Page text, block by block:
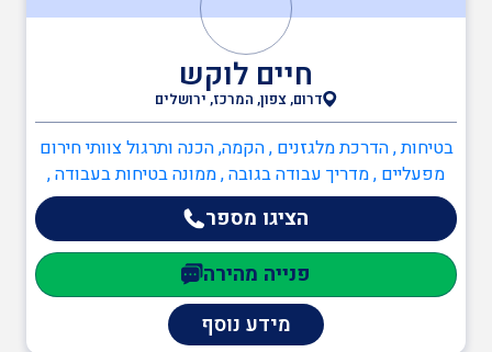
חיים לוקש
דרום, צפון, המרכז, ירושלים
בטיחות , הדרכת מלגזנים , הקמה, הכנה ותרגול צוותי חירום
מפעליים , מדריך עבודה בגובה , ממונה בטיחות בעבודה ,
ממונה בטיחות אש , כיבוי אש , כתיבה/עדכון תיק שטח ,
הקמה, הכנה ותרגול צוותי חירום מפעליים , ממונה בטיחות
אש
הציגו מספר
פנייה מהירה
מידע נוסף